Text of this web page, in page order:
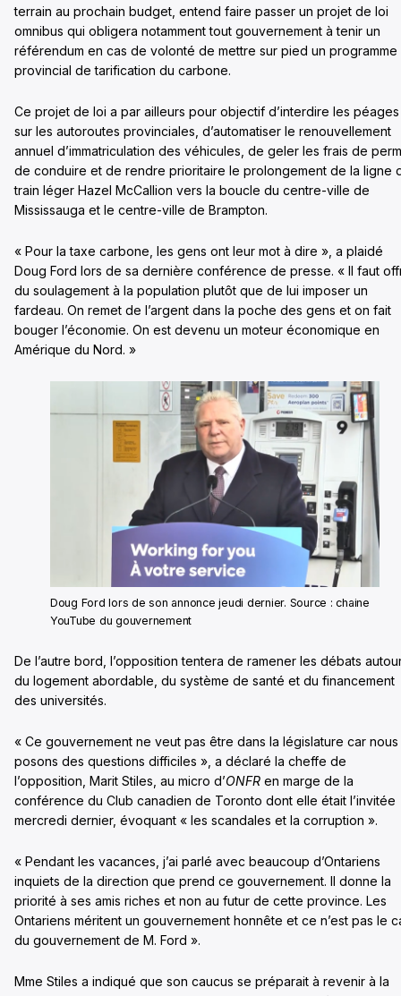
terrain au prochain budget, entend faire passer un projet de loi
omnibus qui obligera notamment tout gouvernement à tenir un
référendum en cas de volonté de mettre sur pied un programme
provincial de tarification du carbone.
Ce projet de loi a par ailleurs pour objectif d’interdire les péages
sur les autoroutes provinciales, d’automatiser le renouvellement
annuel d’immatriculation des véhicules, de geler les frais de
de conduire et de rendre prioritaire le prolongement de la ligne
train léger Hazel McCallion vers la boucle du centre-ville de
Mississauga et le centre-ville de Brampton.
« Pour la taxe carbone, les gens ont leur mot à dire », a plaidé
Doug Ford lors de sa dernière conférence de presse. « Il faut
du soulagement à la population plutôt que de lui imposer un
fardeau. On remet de l’argent dans la poche des gens et on fait
bouger l’économie. On est devenu un moteur économique en
Amérique du Nord. »
Doug Ford lors de son annonce jeudi dernier. Source : chaine
YouTube du gouvernement
De l’autre bord, l’opposition tentera de ramener les débats
du logement abordable, du système de santé et du financement
des universités.
« Ce gouvernement ne veut pas être dans la législature car nous
posons des questions difficiles », a déclaré la cheffe de
l’opposition, Marit Stiles, au micro d’ONFR en marge de la
conférence du Club canadien de Toronto dont elle était l’invitée
mercredi dernier, évoquant « les scandales et la corruption ».
« Pendant les vacances, j’ai parlé avec beaucoup d’Ontariens
inquiets de la direction que prend ce gouvernement. Il donne la
priorité à ses amis riches et non au futur de cette province. Les
Ontariens méritent un gouvernement honnête et ce n’est pas le
du gouvernement de M. Ford ».
Mme Stiles a indiqué que son caucus se préparait à revenir à la